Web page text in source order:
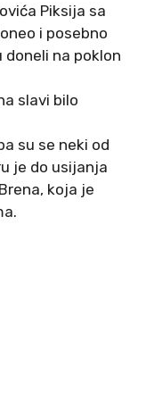
Piksija sa
i posebno
doneli na poklon
slavi bilo
su se neki od
je do usijanja
koja je